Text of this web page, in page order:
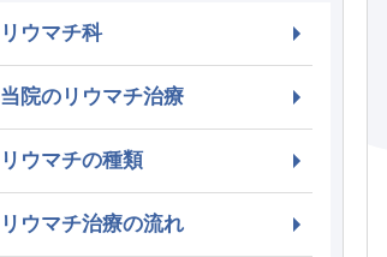
リウマチ科
当院のリウマチ治療
リウマチの種類
リウマチ治療の流れ